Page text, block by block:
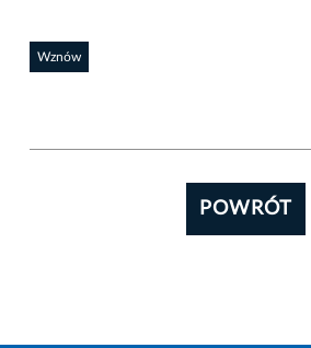
Wznów
POWRÓT